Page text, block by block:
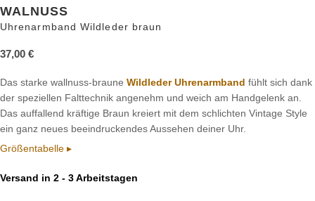
WALNUSS
Uhrenarmband Wildleder braun
37,00 €
Das starke wallnuss-braune Wildleder Uhrenarmband fühlt sich dank
der speziellen Falttechnik angenehm und weich am Handgelenk an.
Das auffallend kräftige Braun kreiert mit dem schlichten Vintage Style
ein ganz neues beeindruckendes Aussehen deiner Uhr.
Größentabelle ▸
Versand in 2 - 3 Arbeitstagen